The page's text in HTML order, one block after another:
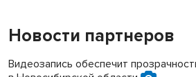
Новости партнеров
Видеозапись обеспечит